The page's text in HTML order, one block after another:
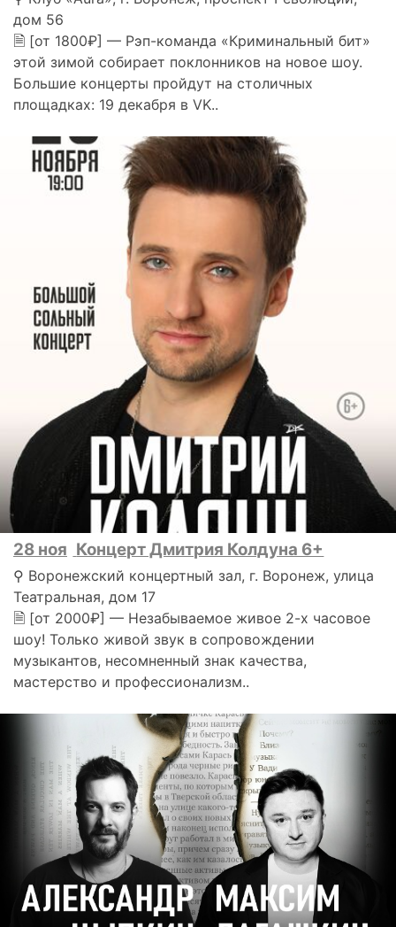
дом 56
🗎 [от 1800₽] — Рэп-команда «Криминальный бит»
этой зимой собирает поклонников на новое шоу.
Большие концерты пройдут на столичных
площадках: 19 декабря в VK..
28 ноя Концерт Дмитрия Колдуна 6+
⚲ Воронежский концертный зал, г. Воронеж, улица
Театральная, дом 17
🗎 [от 2000₽] — Незабываемое живое 2-х часовое
шоу! Только живой звук в сопровождении
музыкантов, несомненный знак качества,
мастерство и профессионализм..